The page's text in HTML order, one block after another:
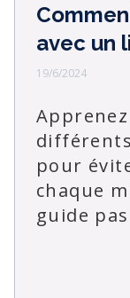
avec un
19/6/2024
pour
chaque
guide